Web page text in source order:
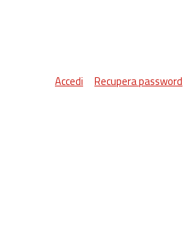
Accedi Recupera password